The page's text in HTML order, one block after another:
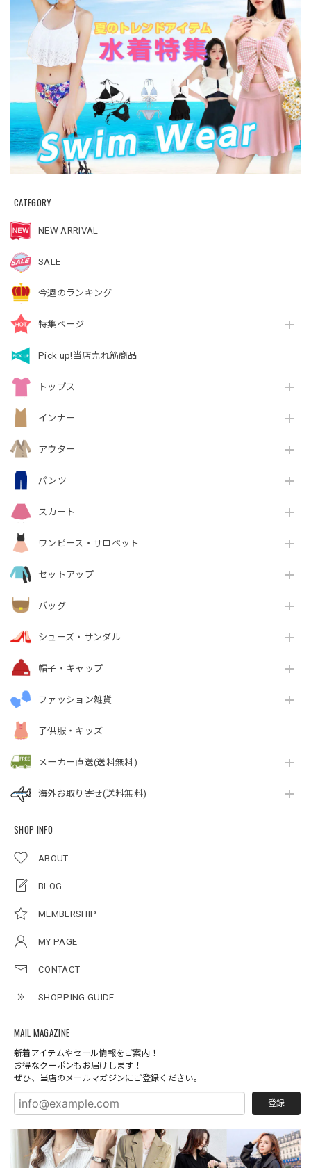
CATEGORY
NEW ARRIVAL
SALE
今週のランキング
特集ページ
Pick up!当店売れ筋商品
トップス
インナー
アウター
パンツ
スカート
ワンピース・サロペット
セットアップ
バッグ
シューズ・サンダル
帽子・キャップ
ファッション雑貨
子供服・キッズ
メーカー直送(送料無料)
海外お取り寄せ(送料無料)
SHOP INFO
ABOUT
BLOG
MEMBERSHIP
MY PAGE
CONTACT
SHOPPING GUIDE
MAIL MAGAZINE
新着アイテムやセール情報をご案内！
お得なクーポンもお届けします！
ぜひ、当店のメールマガジンにご登録ください。
登録